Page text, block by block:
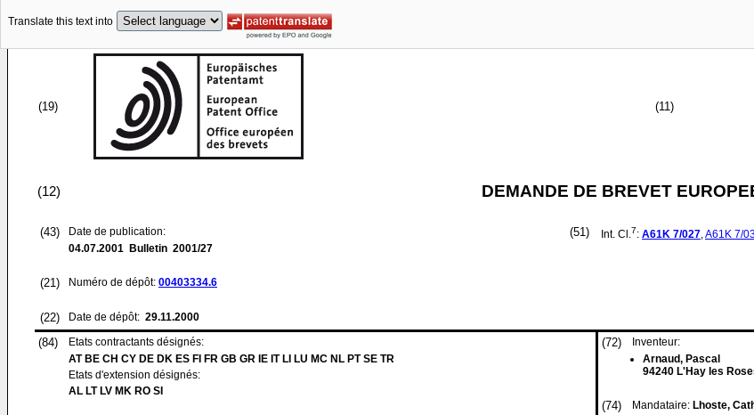
Translate this text into
(19) (11)
(12) DEMANDE DE BREVET
(43)
Date de publication:
04.07.2001 Bulletin 2001/27
(21) Numéro de dépôt: 00403334.6
(22) Date de dépôt: 29.11.2000
(51) Int. Cl.7: A61K 7/027,A61K 7/
(84)
Etats contractants désignés:
AT BE CH CY DE DK ES FI FR GB GR IE IT LI LU MC NL PT SE TR
Etats d'extension désignés:
AL LT LV MK RO SI
(72)
Inventeur:
Arnaud, Pascal
94240 L'Hay les
(74) Mandataire: Lhoste,